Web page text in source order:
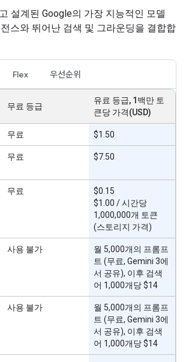
설계된 Google의 가장 지능적인 모델
스와 뛰어난 검색 및 그라운딩을 결합합
Flex 우선순위
무료 등급
유료 등급, 1백만 토
큰당 가격(USD)
무료 $1.50
무료 $7.50
무료
$0.15
$1.00 / 시간당
1,000,000개 토큰
(스토리지 가격)
사용 불가
월 5,000개의 프롬프
트 (무료, Gemini 3에
서 공유), 이후 검색
어 1,000개당 $14
사용 불가
월 5,000개의 프롬프
트 (무료, Gemini 3에
서 공유), 이후 검색
어 1,000개당 $14